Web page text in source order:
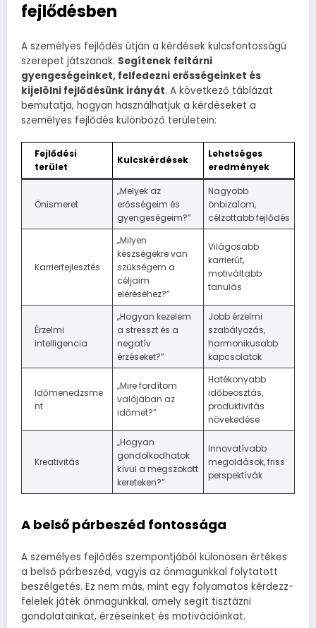
fejlődésben
A személyes fejlődés útján a kérdések kulcsfontosságú
szerepet játszanak. Segítenek feltárni
gyengeségeinket, felfedezni erősségeinket és
kijelölni fejlődésünk irányát. A következő táblázat
bemutatja, hogyan használhatjuk a kérdéseket a
személyes fejlődés különböző területein:
Fejlődési
terület
Kulcskérdések
Lehetséges
eredmények
Önismeret
„Melyek az
erősségeim és
gyengeségeim?”
Nagyobb
önbizalom,
célzottabb fejlődés
Karrierfejlesztés
„Milyen
készségekre van
szükségem a
céljaim
eléréséhez?”
Világosabb
karrierút,
motiváltabb
tanulás
Érzelmi
intelligencia
„Hogyan kezelem
a stresszt és a
negatív
érzéseket?”
Jobb érzelmi
szabályozás,
harmonikusabb
kapcsolatok
Időmenedzsme
nt
„Mire fordítom
valójában az
időmet?”
Hatékonyabb
időbeosztás,
produktivitás
növekedése
Kreativitás
„Hogyan
gondolkodhatok
kívül a megszokott
kereteken?”
Innovatívabb
megoldások, friss
perspektívák
A belső párbeszéd fontossága
A személyes fejlődés szempontjából különösen értékes
a belső párbeszéd, vagyis az önmagunkkal folytatott
beszélgetés. Ez nem más, mint egy folyamatos kérdezz-
felelek játék önmagunkkal, amely segít tisztázni
gondolatainkat, érzéseinket és motivációinkat.